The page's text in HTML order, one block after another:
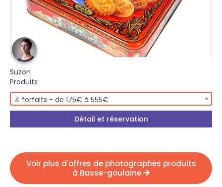
Suzon
Produits
4 forfaits - de 175€ à 555€
Détail et réservation
Voir plus d'offres de photographes produits
à Basse-goulaine